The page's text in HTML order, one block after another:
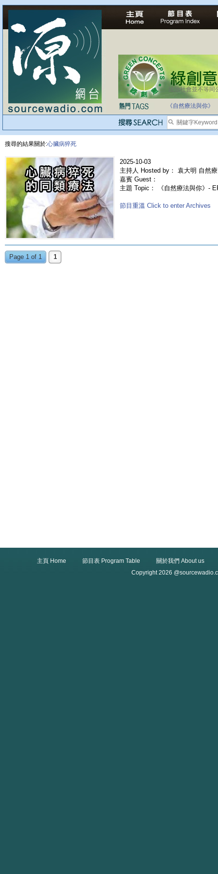
法治社會並不等同
《自然療法與你》
搜尋的結果關於:心臟病猝死
2025-10-03
主持人 Hosted by： 袁大明 自然
嘉賓 Guest：
主題 Topic： 《自然療法與你》-
節目重溫 Click to enter Archives
Page 1 of 1 1
主頁 Home 節目表 Program Table
關於我們 About us
Copyright 2026